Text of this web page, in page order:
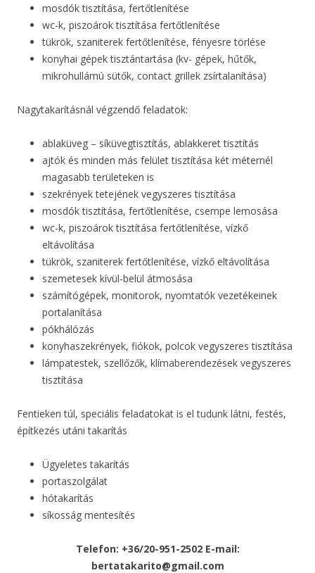
mosdók tisztítása, fertőtlenítése
wc-k, piszoárok tisztítása fertőtlenítése
tükrök, szaniterek fertőtlenítése, fényesre törlése
konyhai gépek tisztántartása (kv- gépek, hűtők,
mikrohullámú sütők, contact grillek zsírtalanítása)
Nagytakarításnál végzendő feladatok:
ablaküveg – síküvegtisztítás, ablakkeret tisztítás
ajtók és minden más felület tisztítása két méternél
magasabb területeken is
szekrények tetejének vegyszeres tisztítása
mosdók tisztítása, fertőtlenítése, csempe lemosása
wc-k, piszoárok tisztítása fertőtlenítése, vízkő
eltávolítása
tükrök, szaniterek fertőtlenítése, vízkő eltávolítása
szemetesek kívül-belül átmosása
számítógépek, monitorok, nyomtatók vezetékeinek
portalanítása
pókhálózás
konyhaszekrények, fiókok, polcok vegyszeres tisztítása
lámpatestek, szellőzők, klímaberendezések vegyszeres
tisztítása
Fentieken túl, speciális feladatokat is el tudunk látni, festés,
építkezés utáni takarítás
Ügyeletes takarítás
portaszolgálat
hótakarítás
síkosság mentesítés
Telefon: +36/20-951-2502 E-mail:
bertatakarito@gmail.com